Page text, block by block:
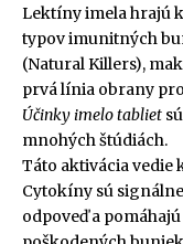
Lektíny imela hrajú
typov imunitných
(Natural Killers),
prvá línia obrany
Účinky imelo tabliet
mnohých štúdiách.
Táto aktivácia vedie
Cytokíny sú
odpoveď a